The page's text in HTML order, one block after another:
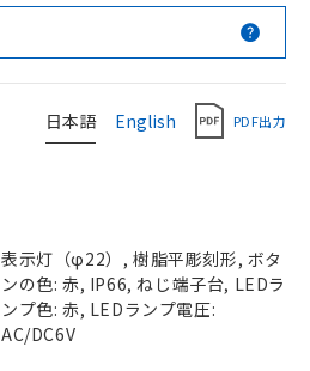
日本語 English PDF出力
表示灯（φ22）, 樹脂平彫刻形, ボタ
ンの色: 赤, IP66, ねじ端子台, LEDラ
ンプ色: 赤, LEDランプ電圧:
AC/DC6V